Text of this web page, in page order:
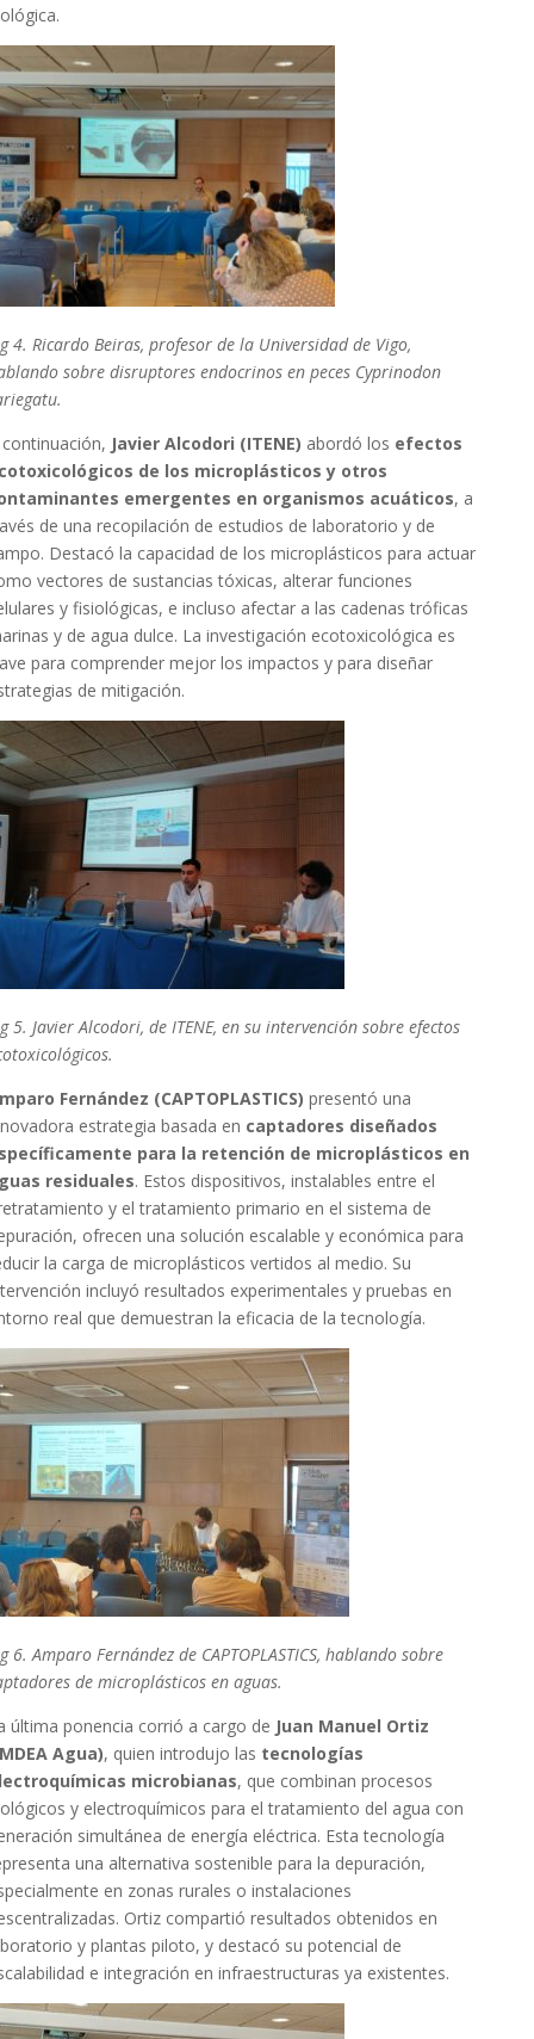
4. Ricardo Beiras, profesor de la Universidad de Vigo,
sobre disruptores endocrinos en peces Cyprinodon
Javier Alcodori (ITENE) abordó los efectos
de los microplásticos y otros
emergentes en organismos acuáticos, a
de una recopilación de estudios de laboratorio y de
Destacó la capacidad de los microplásticos para actuar
vectores de sustancias tóxicas, alterar funciones
y fisiológicas, e incluso afectar a las cadenas tróficas
y de agua dulce. La investigación ecotoxicológica es
para comprender mejor los impactos y para diseñar
de mitigación.
5. Javier Alcodori, de ITENE, en su intervención sobre efectos
Fernández (CAPTOPLASTICS) presentó una
estrategia basada en captadores diseñados
para la retención de microplásticos en
residuales. Estos dispositivos, instalables entre el
y el tratamiento primario en el sistema de
ofrecen una solución escalable y económica para
la carga de microplásticos vertidos al medio. Su
incluyó resultados experimentales y pruebas en
real que demuestran la eficacia de la tecnología.
6. Amparo Fernández de CAPTOPLASTICS, hablando sobre
de microplásticos en aguas.
última ponencia corrió a cargo de Juan Manuel Ortiz
Agua), quien introdujo las tecnologías
microbianas, que combinan procesos
y electroquímicos para el tratamiento del agua con
simultánea de energía eléctrica. Esta tecnología
una alternativa sostenible para la depuración,
en zonas rurales o instalaciones
Ortiz compartió resultados obtenidos en
y plantas piloto, y destacó su potencial de
e integración en infraestructuras ya existentes.